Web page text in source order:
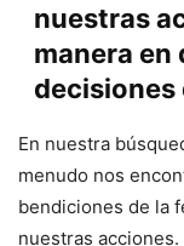
nuestras
manera en
decisiones
En nuestra
menudo nos
bendiciones de la
nuestras